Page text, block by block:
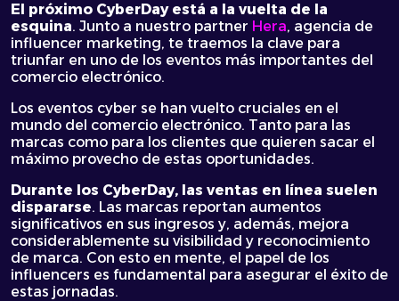
El próximo CyberDayestá a la vuelta de la
esquina. Junto a nuestro partner Hera, agencia de
influencer marketing, te traemos la clave para
triunfar en uno de los eventos más importantes del
comercio electrónico.
Los eventos cyber se han vuelto cruciales en el
mundo del comercio electrónico. Tanto para las
marcas como para los clientes que quieren sacar el
máximo provecho de estas oportunidades.
Durante los CyberDay, las ventas en línea suelen
dispararse. Las marcas reportan aumentos
significativos en sus ingresos y, además, mejora
considerablemente su visibilidad y reconocimiento
de marca. Con esto en mente, el papel de los
influencers es fundamental para asegurar el éxito de
estas jornadas.